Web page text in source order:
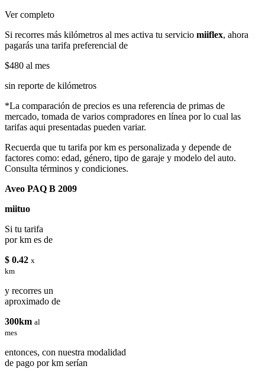
Ver completo
Si recorres más kilómetros al mes activa tu servicio miiflex, ahora
pagarás una tarifa preferencial de
$480 al mes
sin reporte de kilómetros
*La comparación de precios es una referencia de primas de
mercado, tomada de varios compradores en línea por lo cual las
tarifas aqui presentadas pueden variar.
Recuerda que tu tarifa por km es personalizada y depende de
factores como: edad, género, tipo de garaje y modelo del auto.
Consulta términos y condiciones.
Aveo PAQ B 2009
miituo
Si tu tarifa
por km es de
$ 0.42 x
km
y recorres un
aproximado de
300km al
mes
entonces, con nuestra modalidad
de pago por km serían